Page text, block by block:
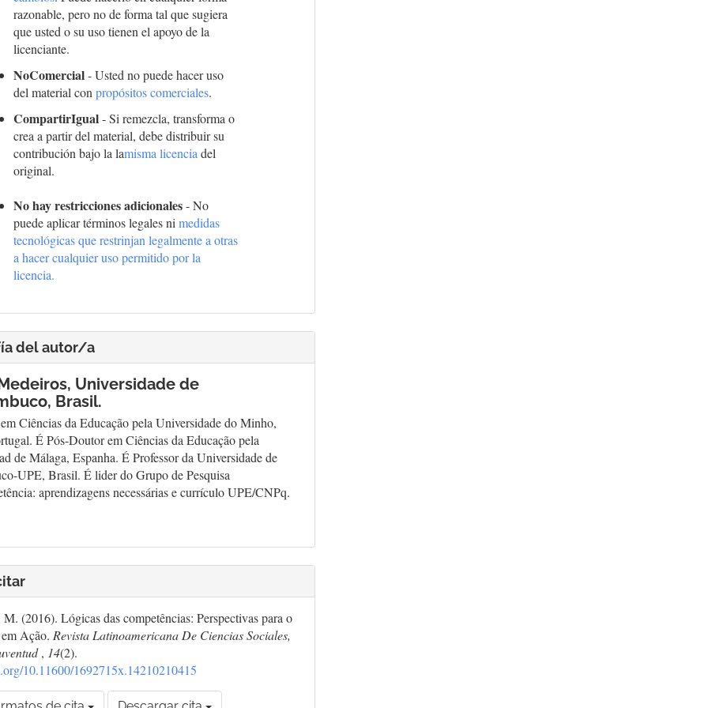
razonable, pero no de forma tal que sugiera
que usted o su uso tienen el apoyo de la
licenciante.
NoComercial- Usted no puede hacer uso
del material conpropósitos comerciales.
CompartirIgual- Si remezcla, transforma o
crea a partir del material, debe distribuir su
contribución bajo la lamisma licencia del
original.
No hay restricciones adicionales- No
puede aplicar términos legales nimedidas
tecnológicas que restrinjan legalmente a otras
a hacer cualquier uso permitido por la
licencia.
del autor/a
Universidade de
Brasil.
Ciências da Educação pela Universidade do Minho,
É Pós-Doutor em Ciências da Educação pela
de Málaga, Espanha. É Professor da Universidade de
UPE, Brasil. É lider do Grupo de Pesquisa
aprendizagens necessárias e currículo UPE/CNPq.
(2016). Lógicas das competências: Perspectivas para o
Ação. Revista Latinoamericana De Ciencias Sociales,
, 14(2).
10.11600/1692715x.14210210415